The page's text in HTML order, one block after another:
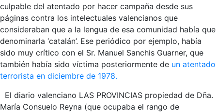
culpable del atentado por hacer campaña desde sus
páginas contra los intelectuales valencianos que
consideraban que a la lengua de esa comunidad había que
denominarla ‘catalán’. Ese periódico por ejemplo, había
sido muy crítico con el Sr. Manuel Sanchis Guarner, que
también había sido víctima posteriormente de un atentado
terrorista en diciembre de 1978.
El diario valenciano LAS PROVINCIAS propiedad de Dña.
María Consuelo Reyna (que ocupaba el rango de